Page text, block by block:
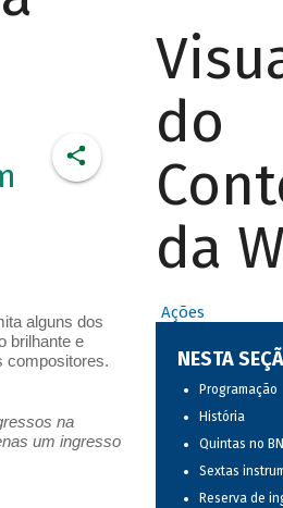
alguns dos
brilhante e
compositores.
na
um ingresso
do
da
Ações
NESTA
Programação
História
Quintas no
Sextas
Reserva de